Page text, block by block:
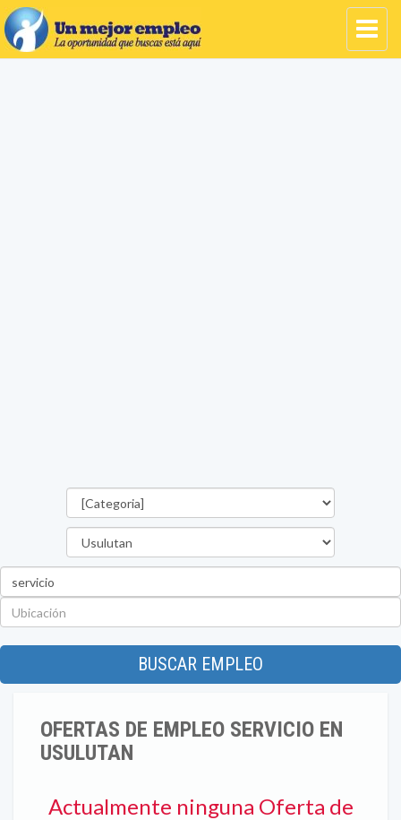
BUSCAR EMPLEO
OFERTAS DE EMPLEO SERVICIO EN
USULUTAN
Actualmente ninguna Oferta de